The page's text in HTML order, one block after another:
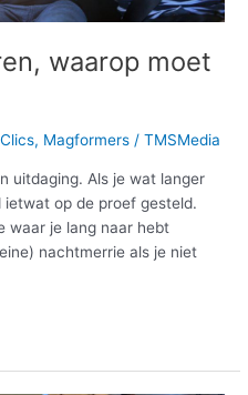
waarop moet
Clics, Magformers /TMSMedia
uitdaging. Als je wat langer
op de proef gesteld.
waar je lang naar hebt
nachtmerrie als je niet